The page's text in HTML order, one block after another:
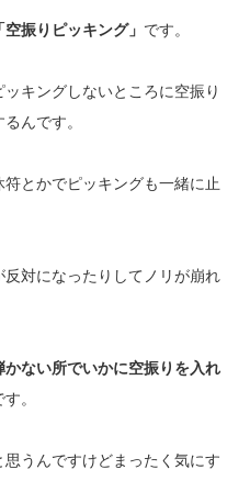
「空振りピッキング」 です。
キングしないところに空振り
んです。
とかでピッキングも一緒に止
対になったりしてノリが崩れ
かない所でいかに空振りを入れ
。
うんですけどまったく気にす